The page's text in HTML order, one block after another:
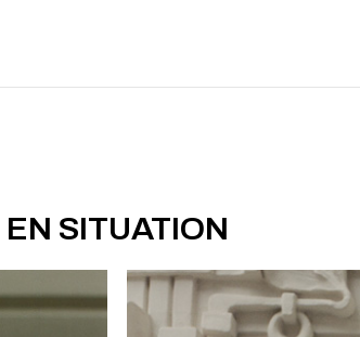
EN SITUATION